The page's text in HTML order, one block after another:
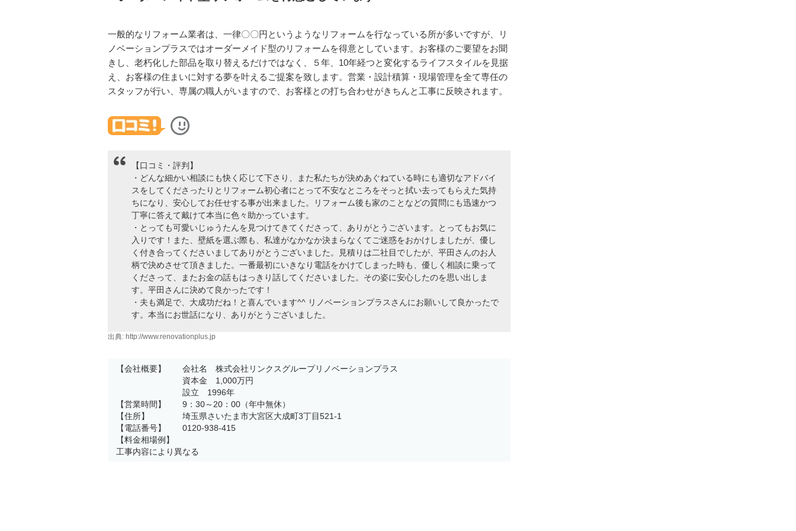
一般的なリフォーム業者は、一律〇〇円というようなリフォームを行なっている所が多いですが、リ
ノベーションプラスではオーダーメイド型のリフォームを得意としています。お客様のご要望をお聞
きし、老朽化した部品を取り替えるだけではなく、５年、10年経つと変化するライフスタイルを見据
え、お客様の住まいに対する夢を叶えるご提案を致します。営業・設計積算・現場管理を全て専任の
スタッフが行い、専属の職人がいますので、お客様との打ち合わせがきちんと工事に反映されます。
【口コミ・評判】
・どんな細かい相談にも快く応じて下さり、また私たちが決めあぐねている時にも適切なアドバイ
スをしてくださったりとリフォーム初心者にとって不安なところをそっと拭い去ってもらえた気持
ちになり、安心してお任せする事が出来ました。リフォーム後も家のことなどの質問にも迅速かつ
丁寧に答えて戴けて本当に色々助かっています。
・とっても可愛いじゅうたんを見つけてきてくださって、ありがとうございます。とってもお気に
入りです！また、壁紙を選ぶ際も、私達がなかなか決まらなくてご迷惑をおかけしましたが、優し
く付き合ってくださいましてありがとうございました。見積りは二社目でしたが、平田さんのお人
柄で決めさせて頂きました。一番最初にいきなり電話をかけてしまった時も、優しく相談に乗って
くださって、またお金の話もはっきり話してくださいました。その姿に安心したのを思い出しま
す。平田さんに決めて良かったです！
・夫も満足で、大成功だね！と喜んでいます^^ リノベーションプラスさんにお願いして良かったで
す。本当にお世話になり、ありがとうございました。
出典: http://www.renovationplus.jp
【会社概要】 会社名 株式会社リンクスグループリノベーションプラス
資本金 1,000万円
設立 1996年
【営業時間】 9：30～20：00（年中無休）
【住所】 埼玉県さいたま市大宮区大成町3丁目521-1
【電話番号】 0120-938-415
【料金相場例】
工事内容により異なる